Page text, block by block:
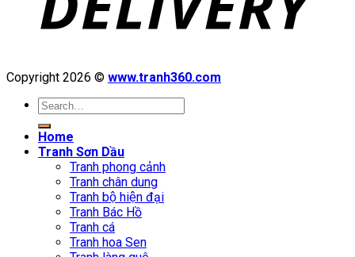
Copyright 2026 © www.tranh360.com
Search
Home
Tranh Sơn Dầu
Tranh phong cảnh
Tranh chân dung
Tranh bộ hiện đại
Tranh Bác Hồ
Tranh cá
Tranh hoa Sen